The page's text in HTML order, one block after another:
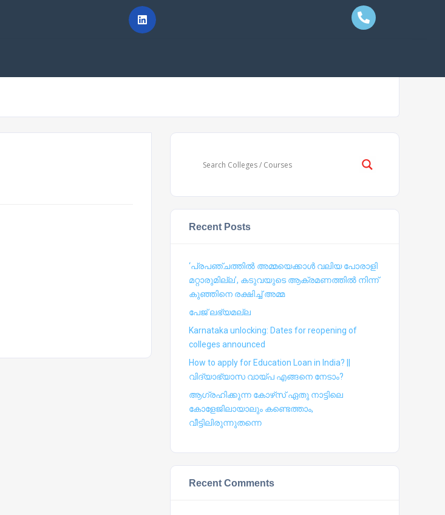
Recent Posts
‘പ്രപഞ്ചത്തില്‍ അമ്മയെക്കാള്‍ വലിയ പോരാളി
മറ്റാരുമില്ല’, കടുവയുടെ ആക്രമണത്തില്‍ നിന്ന്
കുഞ്ഞിനെ രക്ഷിച്ച് അമ്മ
പേജ് ലഭ്യമല്ല
Karnataka unlocking: Dates for reopening of
colleges announced
How to apply for Education Loan in India? ||
വിദ്യാഭ്യാസ വായ്പ എങ്ങനെ നേടാം?
ആഗ്രഹിക്കുന്ന കോഴ്‍സ് ഏതു നാട്ടിലെ
കോളേജിലായാലും കണ്ടെത്താം,
വീട്ടിലിരുന്നുതന്നെ
Recent Comments